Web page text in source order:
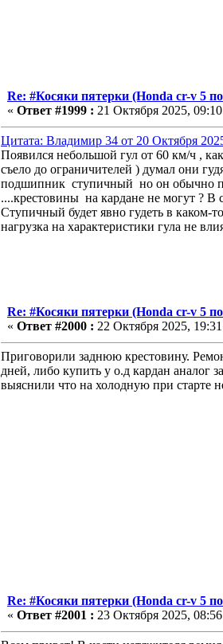
Re: #Косяки пятерки (Honda cr-v 5
« Ответ #1999 : 21 Октября 2025,
Цитата: Владимир 34 от 20 Октября
Появился небольшой гул от 60 км/ч ,
съело до ограничителей ) думал они
подшипник ступичный но он обычно
....крестовины на кардане не могут ? В
Ступичный будет явно гудеть в каком-
нагрузка на характеристики гула не
Re: #Косяки пятерки (Honda cr-v 5
« Ответ #2000 : 22 Октября 2025,
Приговорили заднюю крестовину.
дней, либо купить у о.д кардан аналог
выяснили что на холодную при старте
Re: #Косяки пятерки (Honda cr-v 5
« Ответ #2001 : 23 Октября 2025,